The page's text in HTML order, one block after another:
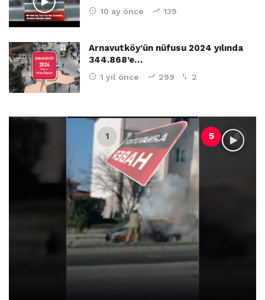
10 ay önce 139
Arnavutköy’ün nüfusu 2024 yılında
344.868’e…
1 yıl önce 299 2